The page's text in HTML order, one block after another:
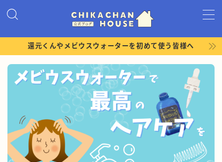
MENU
ホーム
ショップ
LINEお友達限定コンテンツ
還元くんやメビウスウォーターを初めて使う皆様へ